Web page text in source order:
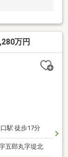
万円
駅 徒歩17分
五郎丸字堤北